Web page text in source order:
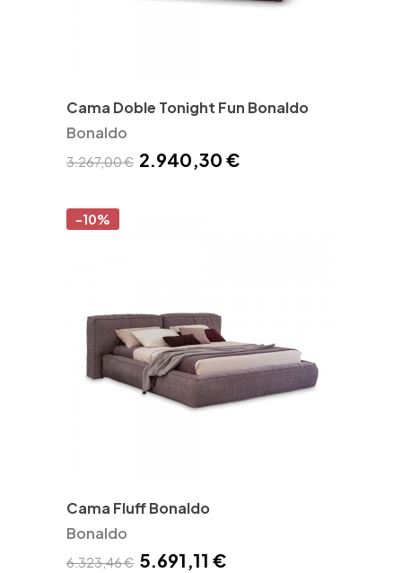
Cama Doble Tonight Fun Bonaldo
Bonaldo
3.267,00 € 2.940,30 €
-10%
Cama Fluff Bonaldo
Bonaldo
6.323,46 € 5.691,11 €